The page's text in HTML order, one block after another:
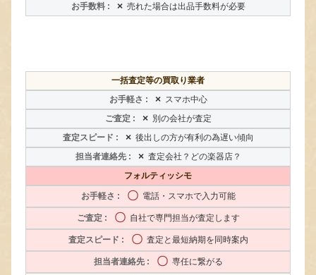
× 売れた場合は出品手数料が必要
一括査定等の買取り業者
× スマホ中心
× 別の会社が査定
× 後出しの方が有利の為遅い傾向
× 査定会社？どの楽器店？
フォルティッシモ
〇 電話・スマホで入力可能
〇 自社で専門担当が査定します
〇 査定と最短納期を同時案内
〇 専任に繋がる